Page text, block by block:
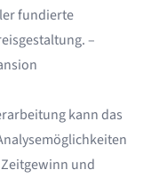
fundierte
–
kann das
und